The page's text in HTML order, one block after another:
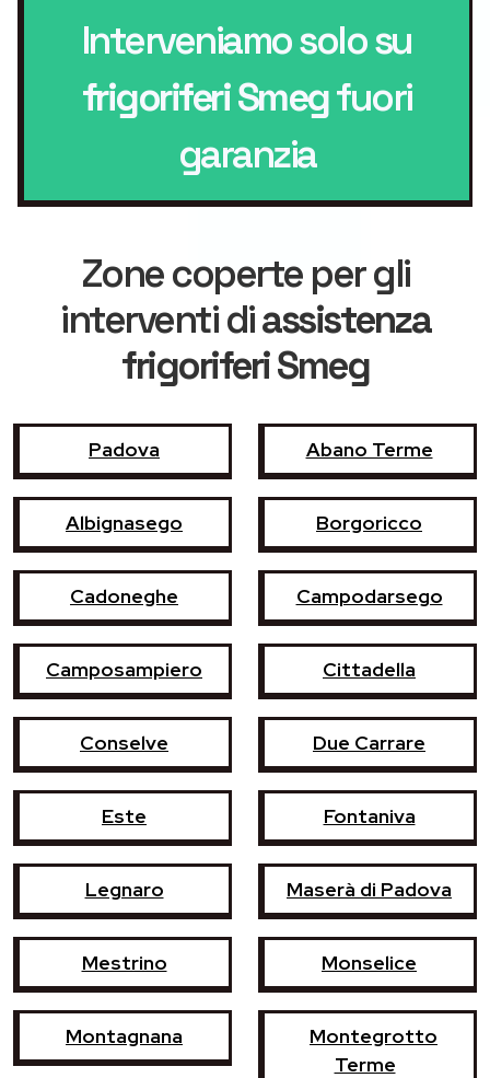
Interveniamo solo su
frigoriferi Smegfuori
garanzia
Zone coperte per gli
interventi diassistenza
frigoriferi Smeg
Padova Abano Terme
Albignasego Borgoricco
Cadoneghe Campodarsego
Camposampiero Cittadella
Conselve Due Carrare
Este Fontaniva
Legnaro Maserà di Padova
Mestrino Monselice
Montagnana
Montegrotto
Terme